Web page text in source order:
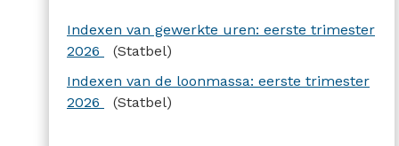
economie: industrie, bouw, diensten en
handel/reparatie.
Indexen van gewerkte uren: eerste trimester
2026
(Statbel)
Indexen van de loonmassa: eerste trimester
2026
(Statbel)